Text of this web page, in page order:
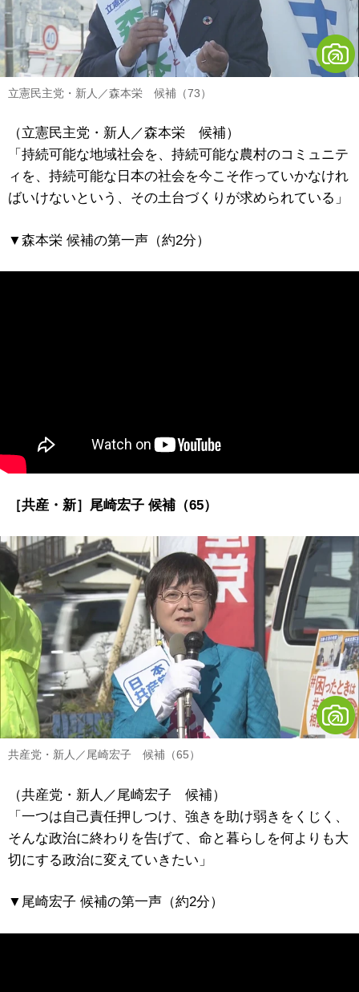
立憲民主党・新人／森本栄 候補（73）
（立憲民主党・新人／森本栄 候補）
「持続可能な地域社会を、持続可能な農村のコミュニテ
ィを、持続可能な日本の社会を今こそ作っていかなけれ
ばいけないという、その土台づくりが求められている」
▼森本栄 候補の第一声（約2分）
［共産・新］尾崎宏子 候補（65）
共産党・新人／尾崎宏子 候補（65）
（共産党・新人／尾崎宏子 候補）
「一つは自己責任押しつけ、強きを助け弱きをくじく、
そんな政治に終わりを告げて、命と暮らしを何よりも大
切にする政治に変えていきたい」
▼尾崎宏子 候補の第一声（約2分）